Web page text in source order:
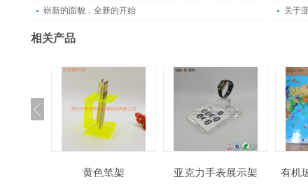
崭新的面貌，全新的开始
关于
相关产品
黄色笔架 亚克力手表展示架
有机玻璃工厂亚克力